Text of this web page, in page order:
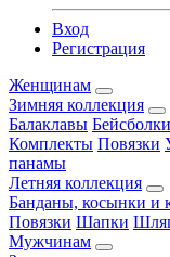
Вход
Регистрация
Женщинам
Зимняя коллекция
Балаклавы Бейсболки
Комплекты Повязки
панамы
Летняя коллекция
Банданы, косынки и
Повязки Шапки
Мужчинам